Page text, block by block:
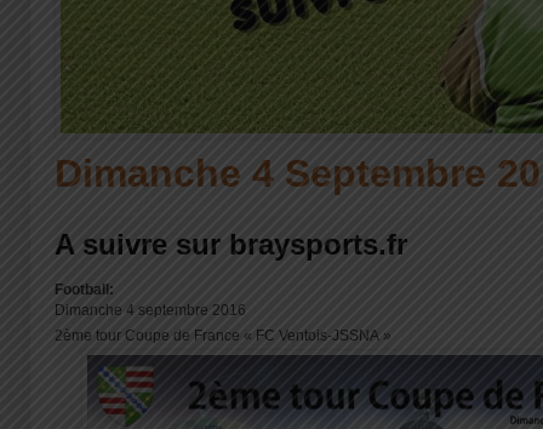
Dimanche 4 Septembre
A suivre sur braysports.fr
Football:
Dimanche 4 septembre 2016
2ème tour Coupe de France « FC Ventois-JSSNA »